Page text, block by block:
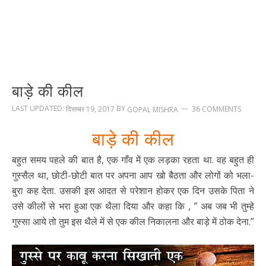
बाड़े की कील
LAST UPDATED: दिसम्बर 19, 2017 BY GOPAL MISHRA 36 COMMENTS
बाड़े की कील
बहुत समय पहले की बात है, एक गाँव में एक लड़का रहता था. वह बहुत ही
गुस्सैल था, छोटी-छोटी बात पर अपना आप खो बैठता और लोगों को भला-
बुरा कह देता. उसकी इस आदत से परेशान होकर एक दिन उसके पिता ने
उसे कीलों से भरा हुआ एक थैला दिया और कहा कि , ” अब जब भी तुम्हे
गुस्सा आये तो तुम इस थैले में से एक कील निकालना और बाड़े में ठोक देना.”